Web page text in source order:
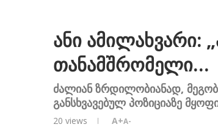
ანი ამილახვარი:
თანამშრომელი…
ძალიან ზრდილობიანად,
განსხვავებულ პოზიციაზე
20 views A+A-